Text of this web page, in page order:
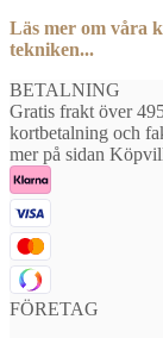
Läs mer om våra
tekniken...
BETALNING
Gratis frakt över
kortbetalning och
mer på sidan
FÖRETAG